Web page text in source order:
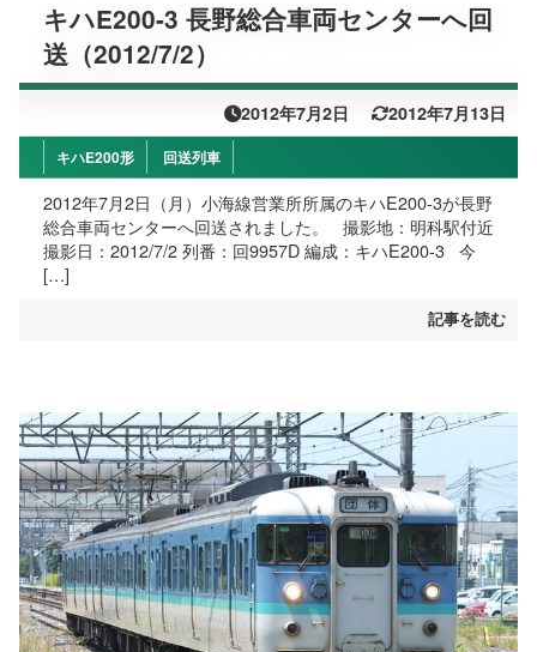
キハE200-3 長野総合車両センターへ回
送（2012/7/2）
2012年7月2日 2012年7月13日
キハE200形 回送列車
2012年7月2日（月）小海線営業所所属のキハE200-3が長野
総合車両センターへ回送されました。 撮影地：明科駅付近
撮影日：2012/7/2 列番：回9957D 編成：キハE200-3 今
[…]
記事を読む